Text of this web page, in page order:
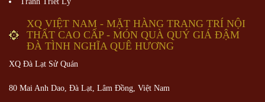
XQ VIỆT NAM - MẶT HÀNG TRANG TRÍ NỘI
THẤT CAO CẤP - MÓN QUÀ QUÝ GIÁ ĐẬM
ĐÀ TÌNH NGHĨA QUÊ HƯƠNG
XQ Đà Lạt Sử Quán
80 Mai Anh Dao, Đà Lạt, Lâm Đồng, Việt Nam